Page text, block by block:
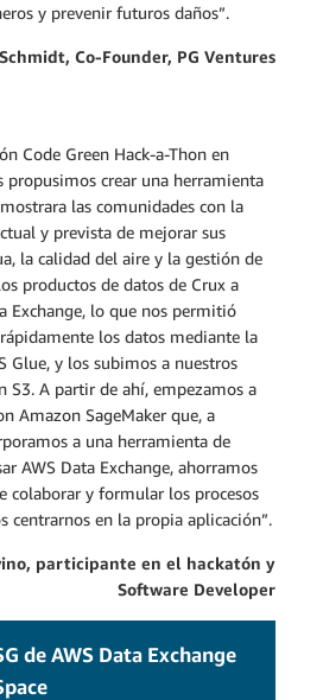
y prevenir futuros daños”.
Co-Founder, PG Ventures
Code Green Hack-a-Thon en
propusimos crear una herramienta
las comunidades con la
y prevista de mejorar sus
la calidad del aire y la gestión de
productos de datos de Crux a
Exchange, lo que nos permitió
los datos mediante la
Glue, y los subimos a nuestros
S3. A partir de ahí, empezamos a
Amazon SageMaker que, a
a una herramienta de
AWS Data Exchange, ahorramos
colaborar y formular los procesos
centrarnos en la propia aplicación”.
participante en el hackatón y
Software Developer
de AWS Data Exchange